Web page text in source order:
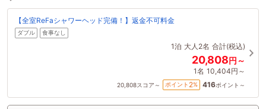
【全室ReFaシャワーヘッド完備！】返金不可料金
ダブル 食事なし
1泊 大人2名 合計(税込)
20,808円～
1名 10,404円～
20,808スコア～ ポイント 2% 416ポイント～